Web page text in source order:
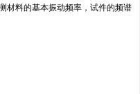
材料的基本振动频率，试件的频谱